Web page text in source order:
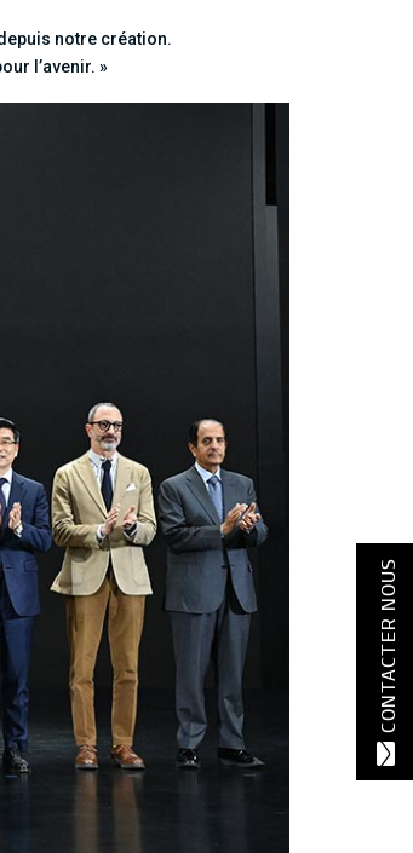
notre création.
l’avenir. »
CONTACTER NOUS